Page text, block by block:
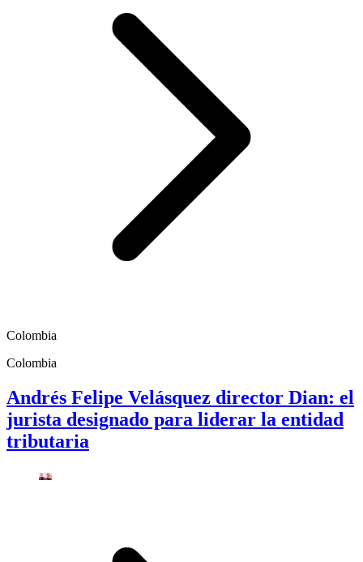
Colombia
Colombia
Andrés Felipe Velásquez director Dian: el
jurista designado para liderar la entidad
tributaria